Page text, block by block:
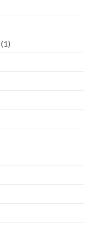
(1)